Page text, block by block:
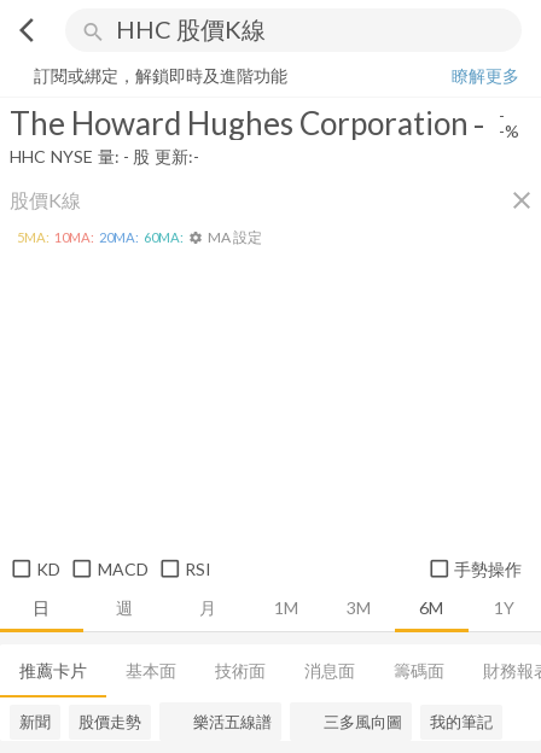
arrow_back_ios search
The Howard Hughes Corporation
訂閱或綁定，解鎖即時及進階功能
瞭解更多
The Howard Hughes Corporation - -
-%
HHC NYSE 量: - 股 更新:-
股價K線 close
日 週 月 1M 3M 6M 1Y
5MA: 10MA: 20MA: 60MA: settings MA 設定
KD MACD RSI 手勢操作
推薦卡片 基本面 技術面 消息面 籌碼面 財務報
新聞 股價走勢 樂活五線譜 三多風向圖 我的筆記